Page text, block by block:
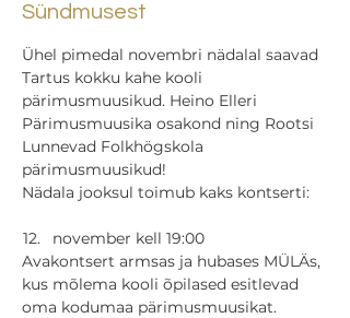
Sündmusest
Ühel pimedal novembri nädalal saavad
Tartus kokku kahe kooli
pärimusmuusikud. Heino Elleri
Pärimusmuusika osakond ning Rootsi
Lunnevad Folkhögskola
pärimusmuusikud!
Nädala jooksul toimub kaks kontserti:
november kell 19:00
Avakontsert armsas ja hubases MÜLÄs,
kus mõlema kooli õpilased esitlevad
oma kodumaa pärimusmuusikat.